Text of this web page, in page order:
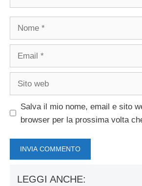
Nome
Email
Sito
Salva il mio nome, email e sito
browser per la prossima volta
LEGGI ANCHE: